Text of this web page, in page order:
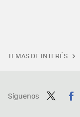
TEMAS DE INTERÉS
Síguenos